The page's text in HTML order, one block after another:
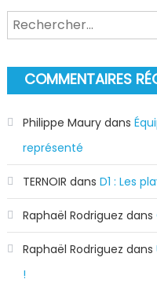
Rechercher :
COMMENTAIRES
Philippe Maurydans
représenté
TERNOIR dans D1 : Les
Raphaël Rodriguez dans
Raphaël Rodriguez dans
!